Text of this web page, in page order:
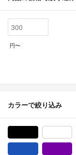
円〜
カラーで絞り込み